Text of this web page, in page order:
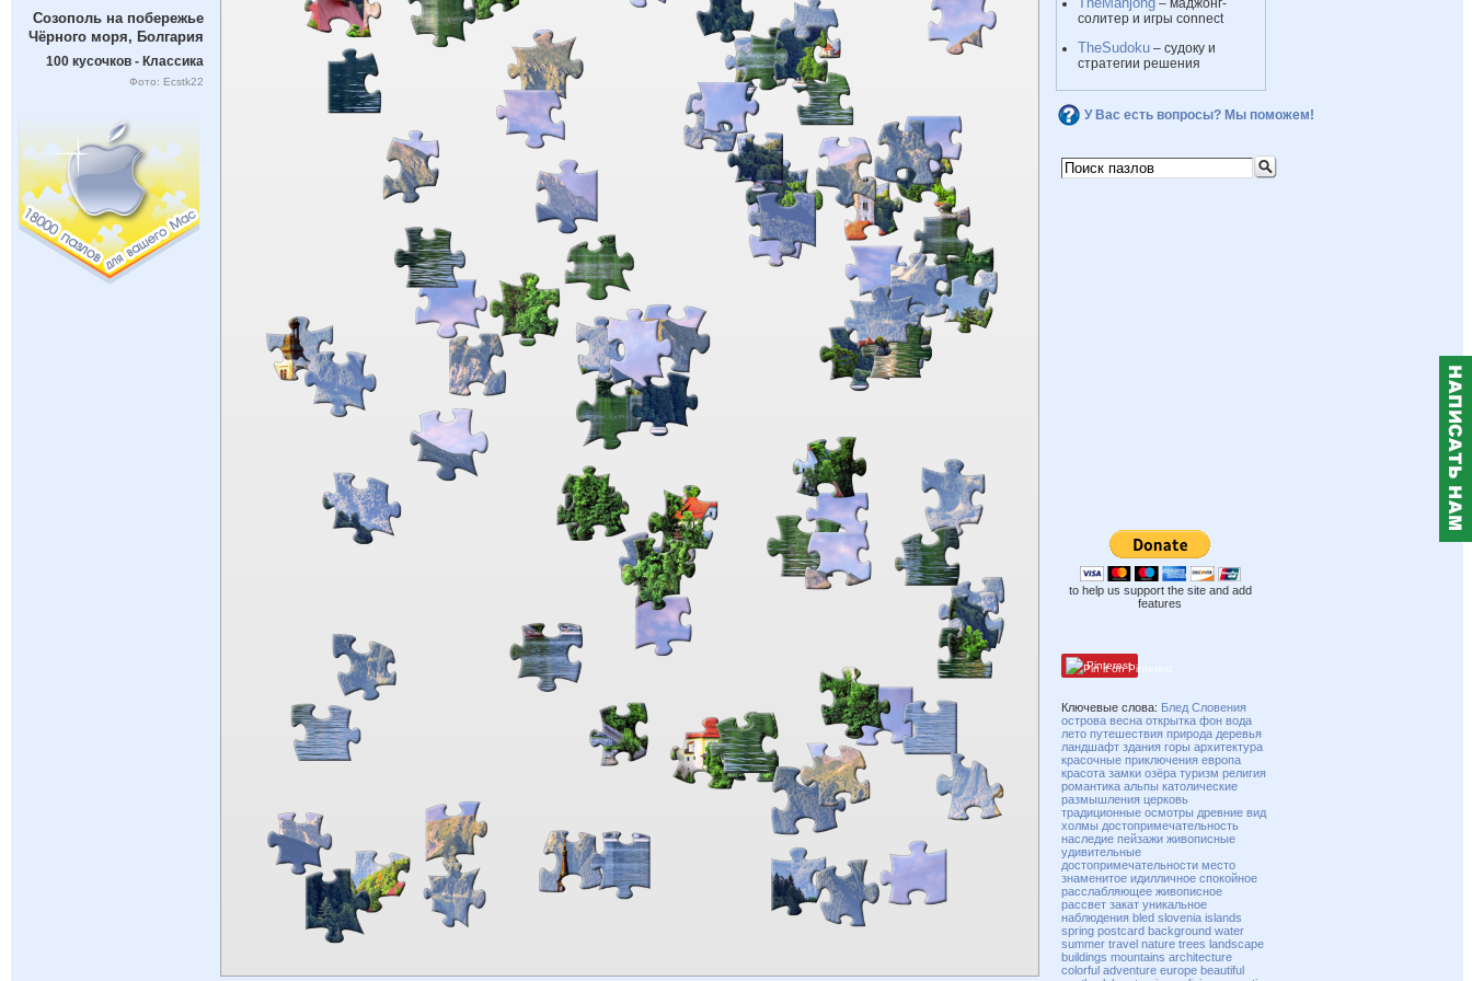
Созополь на побережье
Чёрного моря, Болгария
100 кусочков - Классика
Фото: Ecstk22
солитер и игры connect
TheSudoku – судоку и
стратегии решения
У Вас есть вопросы? Мы поможем!
to help us support the site and add
features
Pinterest
Ключевые слова: Блед Словения
острова весна открытка фон вода
лето путешествия природа деревья
ландшафт здания горы архитектура
красочные приключения европа
красота замки озёра туризм религия
романтика альпы католические
размышления церковь
традиционные осмотры древние вид
холмы достопримечательность
наследие пейзажи живописные
удивительные
достопримечательности место
знаменитое идилличное спокойное
расслабляющее живописное
рассвет закат уникальное
наблюдения bled slovenia islands
spring postcard background water
summer travel nature trees landscape
buildings mountains architecture
colorful adventure europe beautiful